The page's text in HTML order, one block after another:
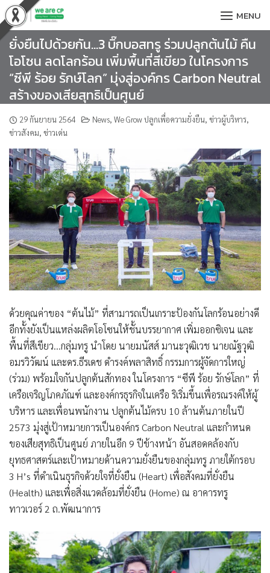
Skip
to
content
MENU
ยั่งยืนไปด้วยกัน…3 บิ๊กบอสทรู ร่วมปลูกต้นไม้ คืน
โอโซน ลดโลกร้อน เพิ่มพื้นที่สีเขียว ในโครงการ
“ซีพี ร้อย รักษ์โลก” มุ่งสู่องค์กร Carbon Neutral
สร้างของเสียสุทธิเป็นศูนย์
29 กันยายน 2564 News, We Grow ปลูกเพื่อความยั่งยืน, ข่าวผู้บริหาร,
ข่าวสังคม, ข่าวเด่น
ด้วยคุณค่าของ “ต้นไม้” ที่สามารถเป็นเกราะป้องกันโลกร้อนอย่างดี
อีกทั้งยังเป็นแหล่งผลิตโอโซนให้ชั้นบรรยากาศ เพิ่มออกซิเจน และ
พื้นที่สีเขียว…กลุ่มทรู นำโดย นายมนัสส์ มานะวุฒิเวช นายณัฐวุฒิ
อมรวิวัฒน์ และดร.ธีรเดช ดำรงค์พลาสิทธิ์ กรรมการผู้จัดการใหญ่
(ร่วม) พร้อมใจกันปลูกต้นสักทอง ในโครงการ “ซีพี ร้อย รักษ์โลก” ที่
เครือเจริญโภคภัณฑ์ และองค์กรธุรกิจในเครือ ริเริ่มขึ้นเพื่อรณรงค์ให้ผู้
บริหาร และเพื่อนพนักงาน ปลูกต้นไม้ครบ 10 ล้านต้นภายในปี
2573 มุ่งสู่เป้าหมายการเป็นองค์กร Carbon Neutral และกำหนด
ของเสียสุทธิเป็นศูนย์ ภายในอีก 9 ปีข้างหน้า อันสอดคล้องกับ
ยุทธศาสตร์และเป้าหมายด้านความยั่งยืนของกลุ่มทรู ภายใต้กรอบ
3 H’s ที่ดำเนินธุรกิจด้วยใจที่ยั่งยืน (Heart) เพื่อสังคมที่ยั่งยืน
(Health) และเพื่อสิ่งแวดล้อมที่ยั่งยืน (Home) ณ อาคารทรู
ทาวเวอร์ 2 ถ.พัฒนาการ